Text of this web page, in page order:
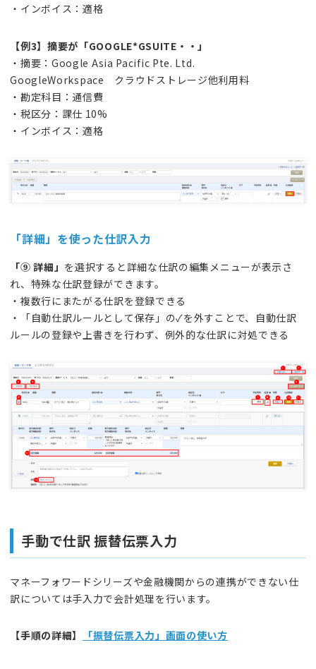
・インボイス：適格
【例3】摘要が「GOOGLE*GSUITE・・」
・摘要：Google Asia Pacific Pte. Ltd.
GoogleWorkspace クラウドストレージ他利⽤料
・勘定科目：通信費
・税区分：課仕 10%
・インボイス：適格
「詳細」を使った仕訳入力
「⑨ 詳細」 を選択すると詳細な仕訳の編集メニューが表示さ
れ、特殊な仕訳登録ができます。
・複数行にまたがる仕訳を登録できる
・「自動仕訳ルールとして保存」の✓を外すことで、自動仕訳
ルールの登録や上書きを行わず、例外的な仕訳に対処できる
手動で仕訳 振替伝票入力
マネーフォワードシリーズや金融機関からの連携ができない仕
訳については手入力で会計処理を行います。
【手順の詳細】 「振替伝票入力」画面の使い方